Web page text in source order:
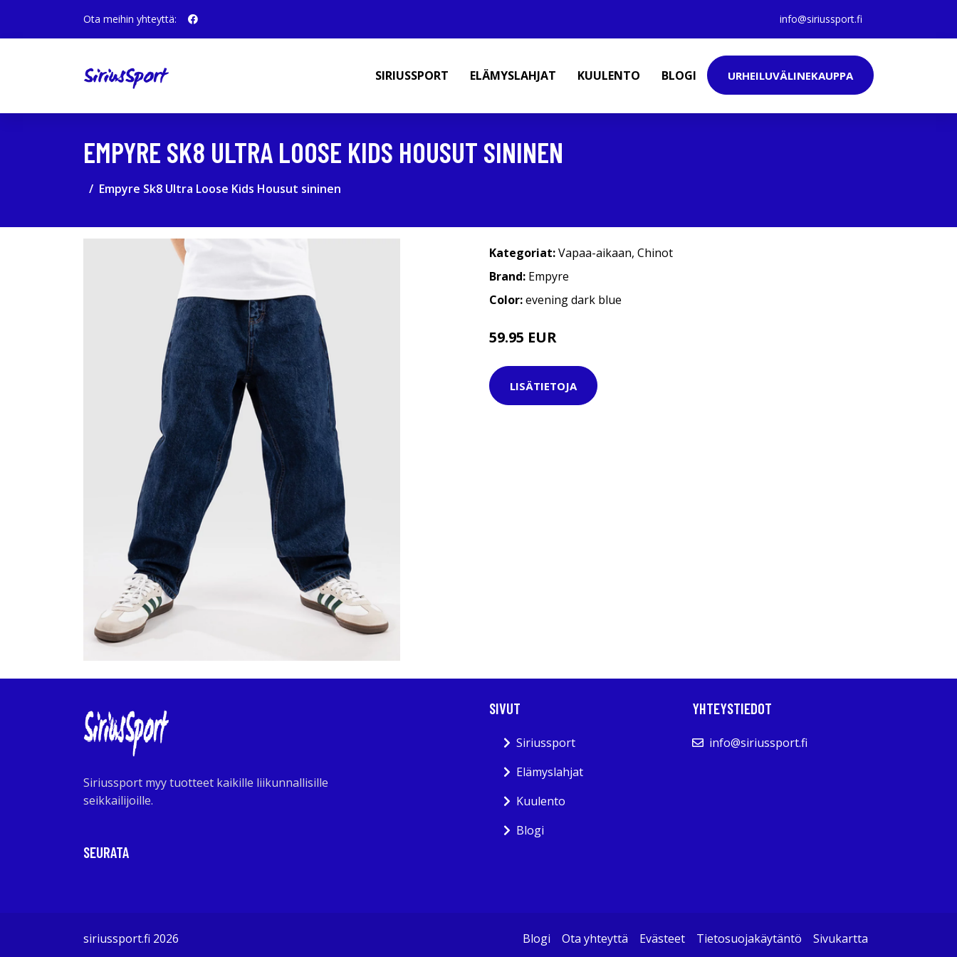
Ota meihin yhteyttä: info@siriussport.fi
SIRIUSSPORT ELÄMYSLAHJAT KUULENTO BLOGI URHEILUVÄLINEKAUPPA
EMPYRE SK8 ULTRA LOOSE KIDS HOUSUT SININEN
Empyre Sk8 Ultra Loose Kids Housut sininen
Kategoriat:Vapaa-aikaan, Chinot
Brand: Empyre
Color:evening dark blue
59.95 EUR
LISÄTIETOJA
Siriussport myy tuotteet kaikille liikunnallisille
seikkailijoille.
SEURATA
SIVUT
Siriussport
Elämyslahjat
Kuulento
Blogi
YHTEYSTIEDOT
info@siriussport.fi
siriussport.fi 2026 Blogi Ota yhteyttä Evästeet Tietosuojakäytäntö Sivukartta